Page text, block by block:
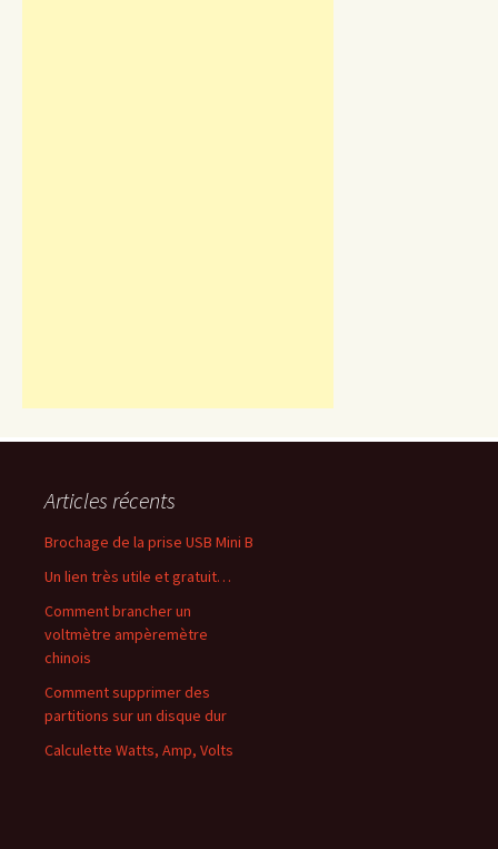
Articles récents
Brochage de la prise USB Mini B
Un lien très utile et gratuit…
Comment brancher un
voltmètre ampèremètre
chinois
Comment supprimer des
partitions sur un disque dur
Calculette Watts, Amp, Volts